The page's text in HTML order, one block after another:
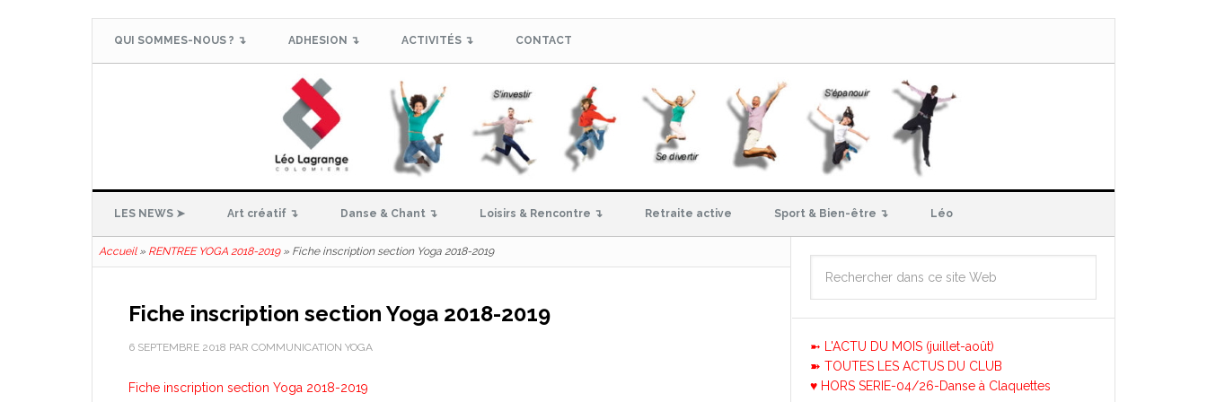
QUI SOMMES-NOUS ? ↴ ADHESION ↴ ACTIVITÉS ↴ CONTACT
LES NEWS ➤ Art créatif ↴ Danse & Chant ↴ Loisirs & Rencontre ↴ Retraite active Sport & Bien-être ↴ Léo
Accueil» RENTREE YOGA 2018-2019» Fiche inscription section Yoga 2018-2019
Fiche inscription section Yoga 2018-2019
6 SEPTEMBRE 2018 PAR COMMUNICATION YOGA
Fiche inscription section Yoga 2018-2019
➼ L'ACTU DU MOIS (juillet-août)
➽ TOUTES LES ACTUS DU CLUB
♥ HORS SERIE-04/26-Danse à Claquettes